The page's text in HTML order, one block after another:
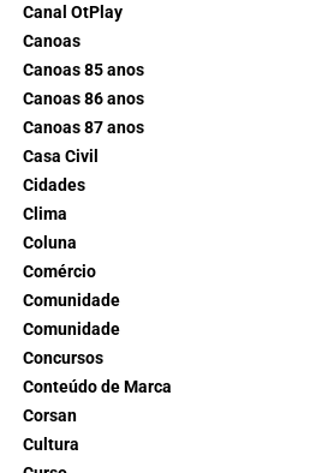
Canal OtPlay
Canoas
Canoas 85 anos
Canoas 86 anos
Canoas 87 anos
Casa Civil
Cidades
Clima
Coluna
Comércio
Comunidade
Comunidade
Concursos
Conteúdo de Marca
Corsan
Cultura